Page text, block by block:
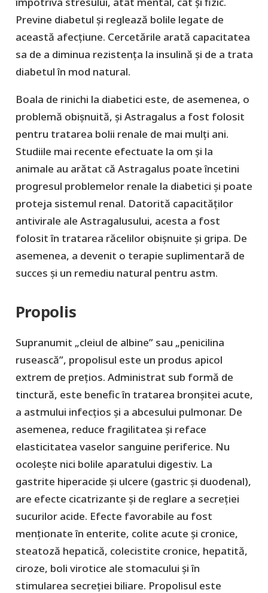
Previne diabetul și reglează bolile legate de
această afecțiune. Cercetările arată capacitatea
sa de a diminua rezistența la insulină și de a trata
diabetul în mod natural.
Boala de rinichi la diabetici este, de asemenea, o
problemă obișnuită, și Astragalus a fost folosit
pentru tratarea bolii renale de mai mulți ani.
Studiile mai recente efectuate la om și la
animale au arătat că Astragalus poate încetini
progresul problemelor renale la diabetici și poate
proteja sistemul renal. Datorită capacităților
antivirale ale Astragalusului, acesta a fost
folosit în tratarea răcelilor obișnuite și gripa. De
asemenea, a devenit o terapie suplimentară de
succes și un remediu natural pentru astm.
Propolis
Supranumit „cleiul de albine” sau „penicilina
rusească”, propolisul este un produs apicol
extrem de preţios. Administrat sub formă de
tinctură, este benefic în tratarea bronșitei acute,
a astmului infecțios și a abcesului pulmonar. De
asemenea, reduce fragilitatea şi reface
elasticitatea vaselor sanguine periferice. Nu
ocolește nici bolile aparatului digestiv. La
gastrite hiperacide şi ulcere (gastric şi duodenal),
are efecte cicatrizante şi de reglare a secreţiei
sucurilor acide. Efecte favorabile au fost
menţionate în enterite, colite acute şi cronice,
steatoză hepatică, colecistite cronice, hepatită,
ciroze, boli virotice ale stomacului şi în
stimularea secreţiei biliare. Propolisul este